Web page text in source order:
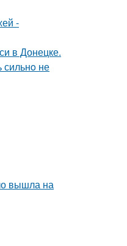
-
в Донецке.
сильнo не
вышла на